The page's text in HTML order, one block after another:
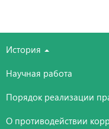
История
Научная работа
Порядок реализации
О противодействии